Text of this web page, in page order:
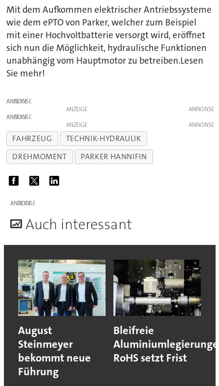
Mit dem Aufkommen elektrischer Antriebssysteme
wie dem ePTO von Parker, welcher zum Beispiel
mit einer Hochvoltbatterie versorgt wird, eröffnet
sich nun die Möglichkeit, hydraulische Funktionen
unabhängig vom Hauptmotor zu betreiben.Lesen
Sie mehr!
ANZEIGE
ANZEIGE
ANZEIGE
ANZEIGE
FAHRZEUG
TECHNIK-HYDRAULIK
DREHMOMENT
PARKER HANNIFIN
ANZEIGE
Auch interessant
August
Steinmeyer
bekommt neue
Führung
Bleifreie
RoHS setzt Frist